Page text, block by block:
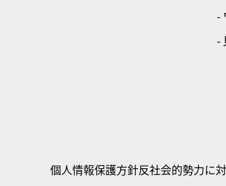
-
-
個人情報保護方針反社会的勢力に